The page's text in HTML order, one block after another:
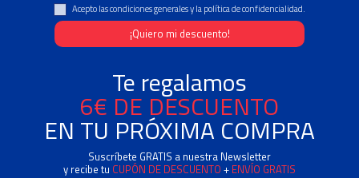
Acepto las condiciones generales y la política de confidencialidad.
Te regalamos
6€ DE DESCUENTO
EN TU PRÓXIMA COMPRA
Suscríbete GRATIS a nuestra Newsletter
y recibe tu CUPÓN DE DESCUENTO + ENVÍO GRATIS